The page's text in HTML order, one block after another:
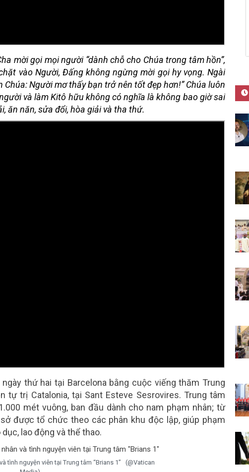
mời gọi mọi người “dành chỗ cho Chúa trong tâm hồn”,
vào Người, Đấng không ngừng mời gọi hy vọng. Ngài
Người mơ thấy bạn trở nên tốt đẹp hơn!” Chúa luôn
và làm Kitô hữu không có nghĩa là không bao giờ sai
ăn năn, sửa đổi, hòa giải và tha thứ.
thứ hai tại Barcelona bằng cuộc viếng thăm Trung
tự trị Catalonia, tại Sant Esteve Sesrovires. Trung tâm
mét vuông, ban đầu dành cho nam phạm nhân; từ
được tổ chức theo các phân khu độc lập, giúp phạm
lao động và thể thao.
tình nguyện viên tại Trung tâm “Brians 1” (@Vatican